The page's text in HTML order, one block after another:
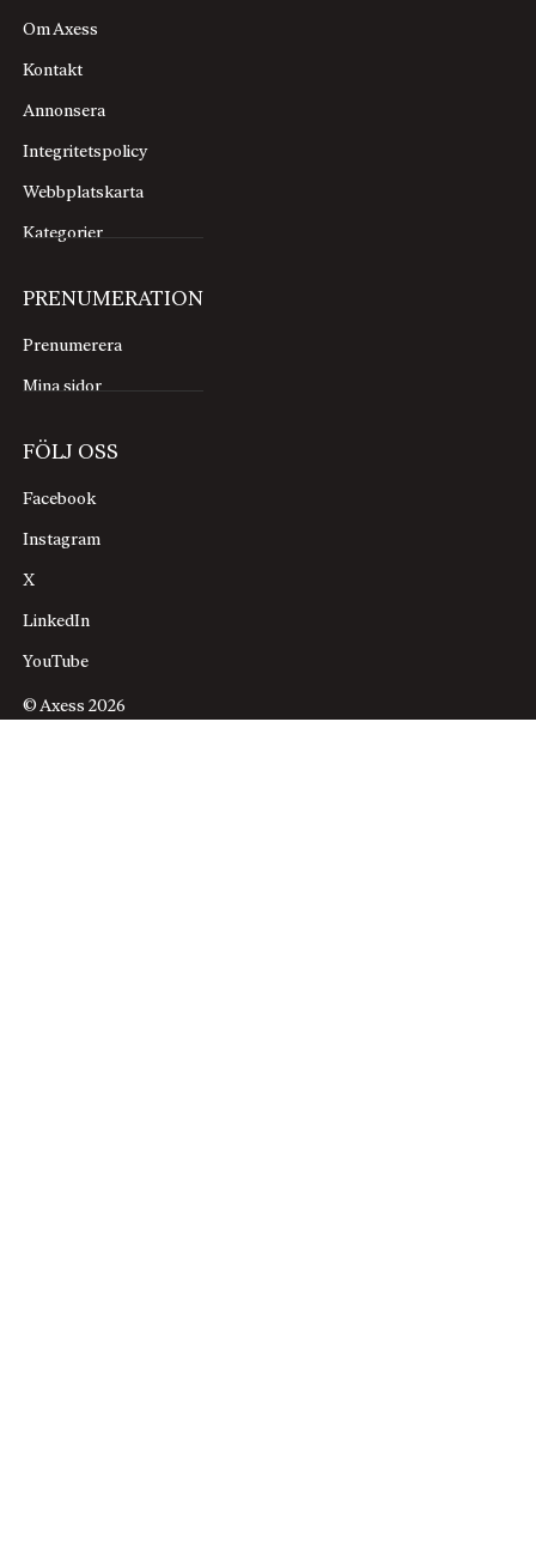
Om Axess
Kontakt
Annonsera
Integritetspolicy
Webbplatskarta
Kategorier
PRENUMERATION
Prenumerera
Mina sidor
FÖLJ OSS
Facebook
Instagram
X
LinkedIn
YouTube
© Axess 2026